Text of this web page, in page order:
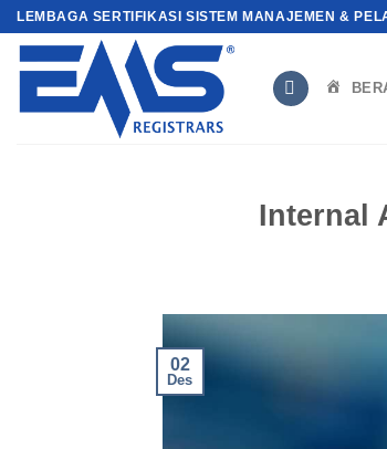
Skip
content
LEMBAGA SERTIFIKASI SISTEM MANAJEMEN &
Internal
02
Des